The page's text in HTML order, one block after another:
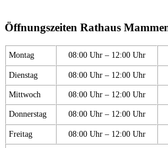
Öffnungszeiten Rathaus
Montag 08:00 Uhr – 12:00 Uhr
Dienstag 08:00 Uhr – 12:00 Uhr
Mittwoch 08:00 Uhr – 12:00 Uhr
Donnerstag 08:00 Uhr – 12:00 Uhr
Freitag 08:00 Uhr – 12:00 Uhr